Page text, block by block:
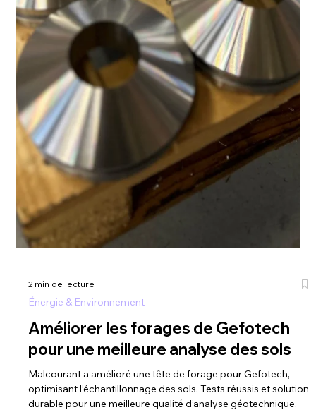
2 min de lecture
Énergie & Environnement
Améliorer les forages de Gefotech
pour une meilleure analyse des sols